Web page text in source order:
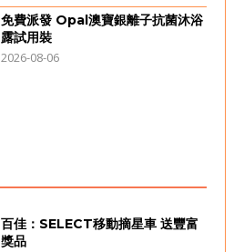
免費派發 Opal澳寶銀離子抗菌沐浴
露試用裝
2026-08-06
百佳：SELECT移動摘星車 送豐富
獎品